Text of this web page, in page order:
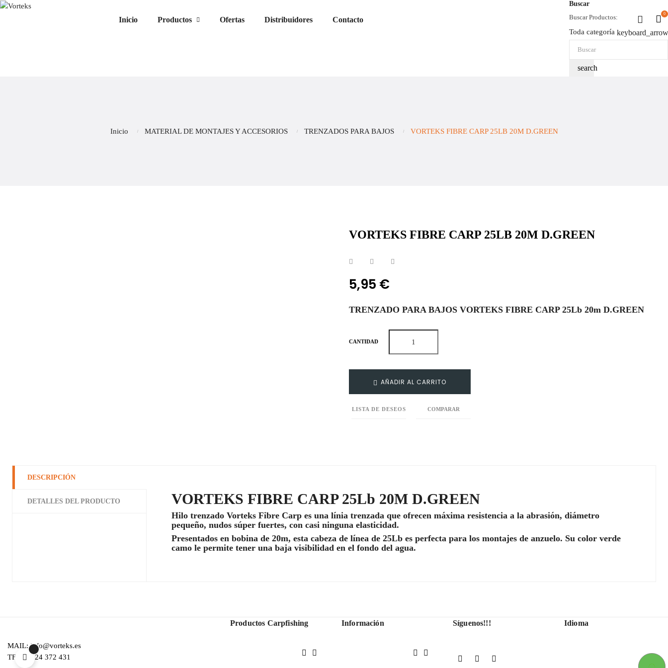
Inicio Productos Ofertas Distribuidores Contacto
0
Buscar
Buscar Productos:
Toda categoría
search
Inicio MATERIAL DE MONTAJES Y ACCESORIOS TRENZADOS PARA BAJOS VORTEKS FIBRE CARP 25LB 20M D.GREEN
VORTEKS FIBRE CARP 25LB 20M D.GREEN
5,95 €
TRENZADO PARA BAJOS VORTEKS FIBRE CARP 25Lb 20m D.GREEN
CANTIDAD
AÑADIR AL CARRITO
LISTA DE DESEOS COMPARAR
DESCRIPCIÓN
DETALLES DEL PRODUCTO VORTEKS FIBRE CARP 25Lb 20M D.GREEN
Hilo trenzado Vorteks Fibre Carp es una línia trenzada que ofrecen máxima resistencia a la abrasión, diámetro
pequeño, nudos súper fuertes, con casi ninguna elasticidad.
Presentados en bobina de 20m, esta cabeza de línea de 25Lb es perfecta para los montajes de anzuelo. Su color verde
camo le permite tener una baja visibilidad en el fondo del agua.
MAIL: info@vorteks.es
TFNO. 924 372 431
Productos Carpfishing
 
Información
 
Síguenos!!!
FacebookYouTube
Idioma